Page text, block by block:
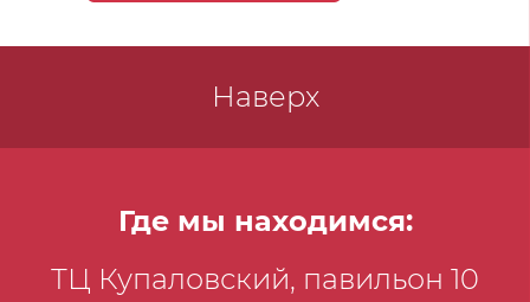
Наверх
Где мы находимся:
ТЦ Купаловский, павильон 10